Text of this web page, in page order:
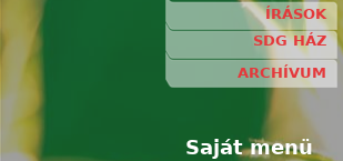
ÍRÁSOK
SDG HÁZ
ARCHÍVUM
Saját menü